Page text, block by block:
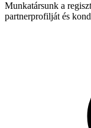
Munkatársunk a
partnerprofilját és